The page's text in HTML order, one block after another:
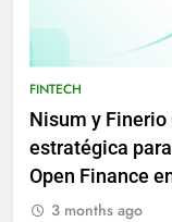
FINTECH
Nisum y
estratégica
Open Finance
3 months ago